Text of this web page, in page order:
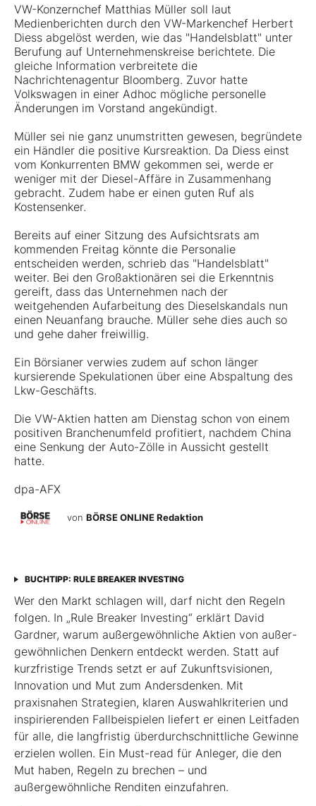
Kontakt
VW-Konzernchef Matthias Müller soll laut
Medienberichten durch den VW-Markenchef Herbert
Diess abgelöst werden, wie das "Handelsblatt" unter
Berufung auf Unternehmenskreise berichtete. Die
gleiche Information verbreitete die
Nachrichtenagentur Bloomberg. Zuvor hatte
Volkswagen in einer Adhoc mögliche personelle
Änderungen im Vorstand angekündigt.
Müller sei nie ganz unumstritten gewesen, begründete
ein Händler die positive Kursreaktion. Da Diess einst
vom Konkurrenten BMW gekommen sei, werde er
weniger mit der Diesel-Affäre in Zusammenhang
gebracht. Zudem habe er einen guten Ruf als
Kostensenker.
Bereits auf einer Sitzung des Aufsichtsrats am
kommenden Freitag könnte die Personalie
entscheiden werden, schrieb das "Handelsblatt"
weiter. Bei den Großaktionären sei die Erkenntnis
gereift, dass das Unternehmen nach der
weitgehenden Aufarbeitung des Dieselskandals nun
einen Neuanfang brauche. Müller sehe dies auch so
und gehe daher freiwillig.
Ein Börsianer verwies zudem auf schon länger
kursierende Spekulationen über eine Abspaltung des
Lkw-Geschäfts.
Die VW-Aktien hatten am Dienstag schon von einem
positiven Branchenumfeld profitiert, nachdem China
eine Senkung der Auto-Zölle in Aussicht gestellt
hatte.
dpa-AFX
von BÖRSE ONLINE Redaktion
BUCHTIPP: RULE BREAKER INVESTING
Wer den Markt schlagen will, darf nicht den Regeln
folgen. In „Rule Breaker Investing“ erklärt David
Gardner, warum außergewöhnliche Aktien von außer­
gewöhnlichen Denkern entdeckt werden. Statt auf
kurzfristige Trends setzt er auf Zukunftsvisionen,
Innovation und Mut zum Andersdenken. Mit
praxisnahen Strategien, klaren Auswahlkriterien und
inspirierenden Fallbeispielen liefert er einen Leit­faden
für alle, die langfristig überdurchschnittliche Gewinne
erzielen wollen. Ein Must-read für Anleger, die den
Mut haben, Regeln zu brechen – und
außergewöhnliche Renditen einzufahren.